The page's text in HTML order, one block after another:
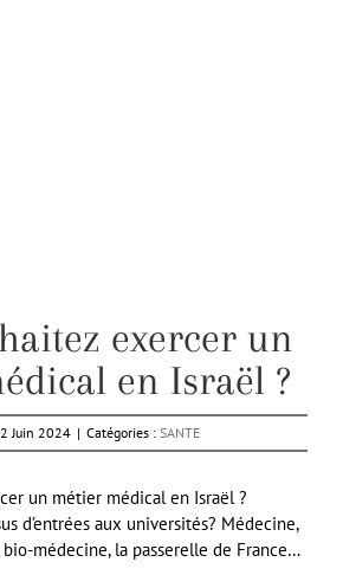
exercer un
en Israël ?
Juin 2024 | Catégories : SANTE
un métier médical en Israël ?
d’entrées aux universités? Médecine,
médecine, la passerelle de France…